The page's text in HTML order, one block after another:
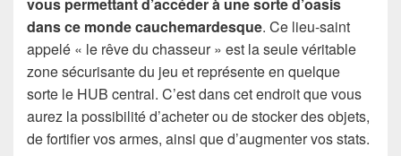
dans ce monde cauchemardesque. Ce lieu-saint
appelé « le rêve du chasseur » est la seule véritable
zone sécurisante du jeu et représente en quelque
sorte le HUB central. C’est dans cet endroit que vous
aurez la possibilité d’acheter ou de stocker des objets,
de fortifier vos armes, ainsi que d’augmenter vos stats.